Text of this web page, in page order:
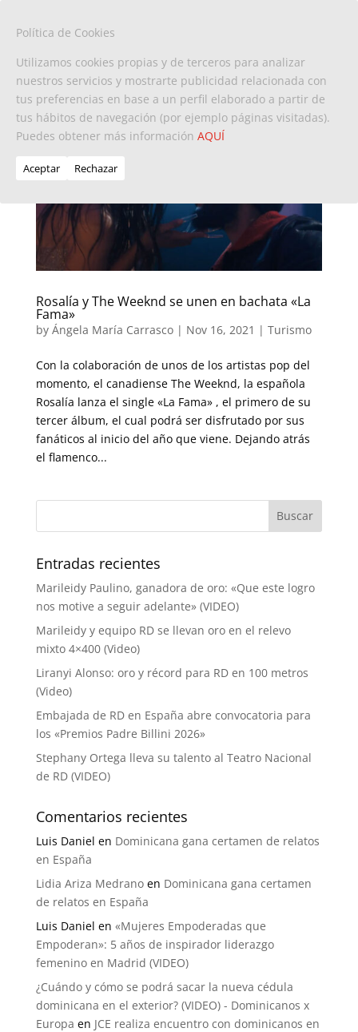
Rosalía y The Weeknd se unen en bachata «La
Fama»
by Ángela María Carrasco| Nov 16, 2021 | Turismo
Con la colaboración de unos de los artistas pop del
momento, el canadiense The Weeknd, la española
Rosalía lanza el single «La Fama» , el primero de su
tercer álbum, el cual podrá ser disfrutado por sus
fanáticos al inicio del año que viene. Dejando atrás
el flamenco...
Entradas recientes
Marileidy Paulino, ganadora de oro: «Que este logro
nos motive a seguir adelante» (VIDEO)
Marileidy y equipo RD se llevan oro en el relevo
mixto 4×400 (Video)
Liranyi Alonso: oro y récord para RD en 100 metros
(Video)
Embajada de RD en España abre convocatoria para
los «Premios Padre Billini 2026»
Stephany Ortega lleva su talento al Teatro Nacional
de RD (VIDEO)
Comentarios recientes
Luis Daniel en Dominicana gana certamen de relatos
en España
Lidia Ariza Medranoen Dominicana gana certamen
de relatos en España
Luis Daniel en «Mujeres Empoderadas que
Empoderan»: 5 años de inspirador liderazgo
femenino en Madrid (VIDEO)
¿Cuándo y cómo se podrá sacar la nueva cédula
dominicana en el exterior? (VIDEO) - Dominicanos x
Europa en JCE realiza encuentro con dominicanos en
Política de Cookies
Utilizamos cookies propias y de terceros para analizar
nuestros servicios y mostrarte publicidad relacionada con
tus preferencias en base a un perfil elaborado a partir de
tus hábitos de navegación (por ejemplo páginas visitadas).
Puedes obtener más información AQUÍ
Aceptar Rechazar